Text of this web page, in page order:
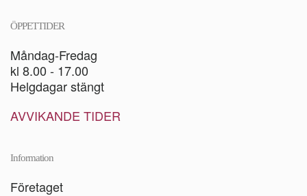
ÖPPETTIDER
Måndag-Fredag
kl 8.00 - 17.00
Helgdagar stängt
AVVIKANDE TIDER
Information
Företaget